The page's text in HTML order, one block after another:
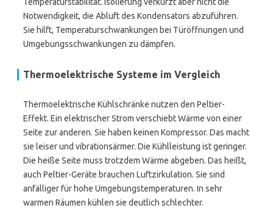
Notwendigkeit, die Abluft des Kondensators abzuführen.
Sie hilft, Temperaturschwankungen bei Türöffnungen und
Umgebungsschwankungen zu dämpfen.
Thermoelektrische Systeme im Vergleich
Thermoelektrische Kühlschränke nutzen den Peltier-
Effekt. Ein elektrischer Strom verschiebt Wärme von einer
Seite zur anderen. Sie haben keinen Kompressor. Das macht
sie leiser und vibrationsärmer. Die Kühlleistung ist geringer.
Die heiße Seite muss trotzdem Wärme abgeben. Das heißt,
auch Peltier-Geräte brauchen Luftzirkulation. Sie sind
anfälliger für hohe Umgebungstemperaturen. In sehr
warmen Räumen kühlen sie deutlich schlechter.